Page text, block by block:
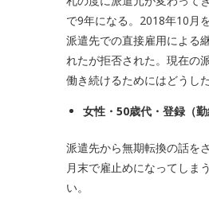
で9年になる。2018年10月
派遣先での直接雇用による
れたが拒否された。現在の
働き続けるためにはどうし
女性・ 50歳代・登録（
派遣先から無期転換の話を
月末で雇止めになってしま
い。